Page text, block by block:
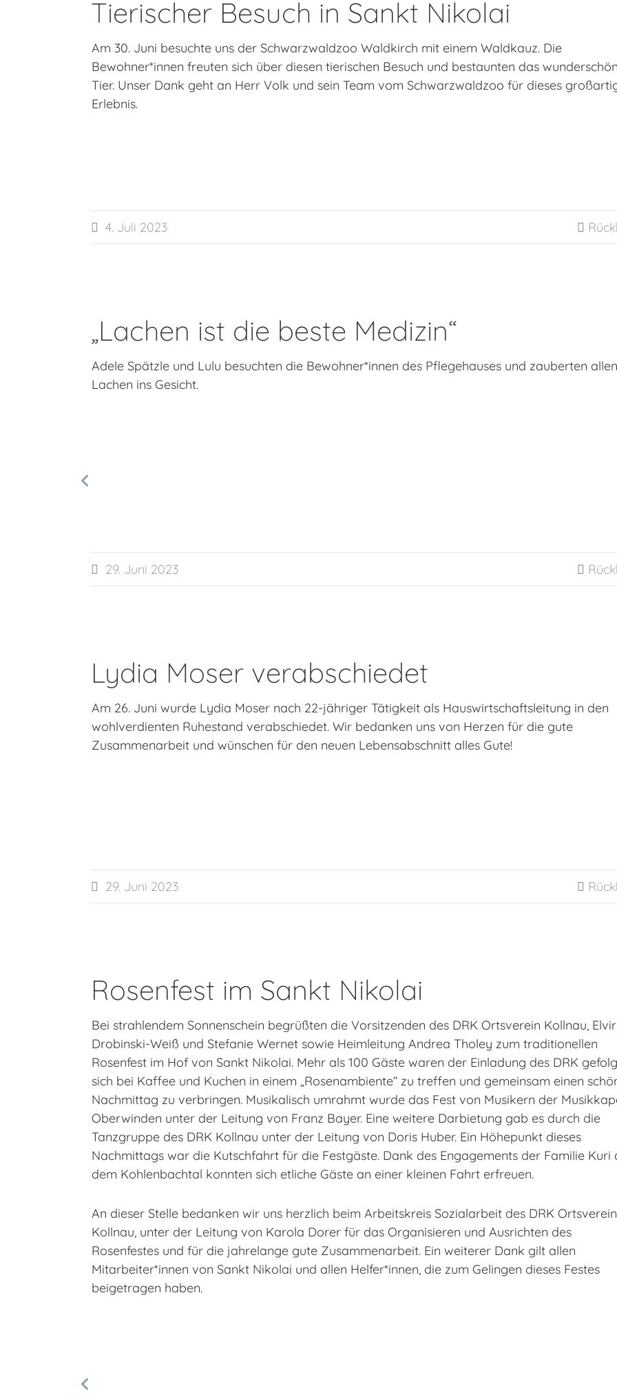
Tierischer Besuch in Sankt Nikolai
Am 30. Juni besuchte uns der Schwarzwaldzoo Waldkirch mit einem Waldkauz. Die
Bewohner*innen freuten sich über diesen tierischen Besuch und bestaunten das
Tier. Unser Dank geht an Herr Volk und sein Team vom Schwarzwaldzoo für dieses
Erlebnis.
 4. Juli 2023 
„Lachen ist die beste Medizin“
Adele Spätzle und Lulu besuchten die Bewohner*innen des Pflegehauses und zauberten
Lachen ins Gesicht.
 29. Juni 2023 
Lydia Moser verabschiedet
Am 26. Juni wurde Lydia Moser nach 22-jähriger Tätigkeit als Hauswirtschaftsleitung in den
wohlverdienten Ruhestand verabschiedet. Wir bedanken uns von Herzen für die gute
Zusammenarbeit und wünschen für den neuen Lebensabschnitt alles Gute!
 29. Juni 2023 
Rosenfest im Sankt Nikolai
Bei strahlendem Sonnenschein begrüßten die Vorsitzenden des DRK Ortsverein Kollnau,
Drobinski-Weiß und Stefanie Wernet sowie Heimleitung Andrea Tholey zum traditionellen
Rosenfest im Hof von Sankt Nikolai. Mehr als 100 Gäste waren der Einladung des DRK
sich bei Kaffee und Kuchen in einem „Rosenambiente“ zu treffen und gemeinsam einen
Nachmittag zu verbringen. Musikalisch umrahmt wurde das Fest von Musikern der
Oberwinden unter der Leitung von Franz Bayer. Eine weitere Darbietung gab es durch die
Tanzgruppe des DRK Kollnau unter der Leitung von Doris Huber. Ein Höhepunkt dieses
Nachmittags war die Kutschfahrt für die Festgäste. Dank des Engagements der Familie Kuri
dem Kohlenbachtal konnten sich etliche Gäste an einer kleinen Fahrt erfreuen.
An dieser Stelle bedanken wir uns herzlich beim Arbeitskreis Sozialarbeit des DRK Ortsverein
Kollnau, unter der Leitung von Karola Dorer für das Organisieren und Ausrichten des
Rosenfestes und für die jahrelange gute Zusammenarbeit. Ein weiterer Dank gilt allen
Mitarbeiter*innen von Sankt Nikolai und allen Helfer*innen, die zum Gelingen dieses Festes
beigetragen haben.